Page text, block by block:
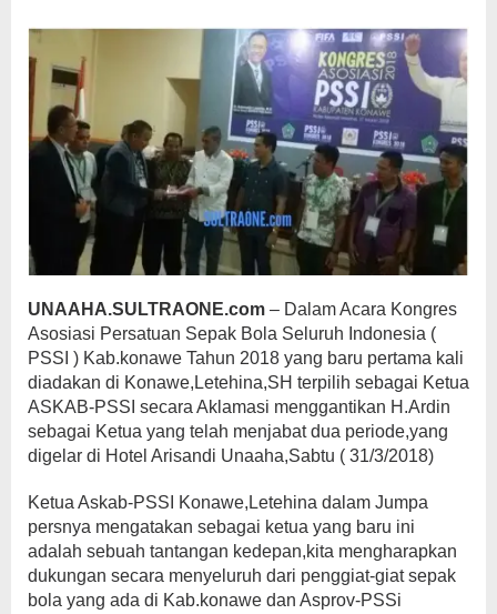
UNAAHA.SULTRAONE.com – Dalam Acara Kongres
Asosiasi Persatuan Sepak Bola Seluruh Indonesia (
PSSI ) Kab.konawe Tahun 2018 yang baru pertama kali
diadakan di Konawe,Letehina,SH terpilih sebagai Ketua
ASKAB-PSSI secara Aklamasi menggantikan H.Ardin
sebagai Ketua yang telah menjabat dua periode,yang
digelar di Hotel Arisandi Unaaha,Sabtu ( 31/3/2018)
Ketua Askab-PSSI Konawe,Letehina dalam Jumpa
persnya mengatakan sebagai ketua yang baru ini
adalah sebuah tantangan kedepan,kita mengharapkan
dukungan secara menyeluruh dari penggiat-giat sepak
bola yang ada di Kab.konawe dan Asprov-PSSi